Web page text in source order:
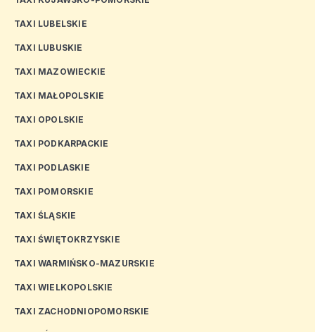
TAXI LUBELSKIE
TAXI LUBUSKIE
TAXI MAZOWIECKIE
TAXI MAŁOPOLSKIE
TAXI OPOLSKIE
TAXI PODKARPACKIE
TAXI PODLASKIE
TAXI POMORSKIE
TAXI ŚLĄSKIE
TAXI ŚWIĘTOKRZYSKIE
TAXI WARMIŃSKO-MAZURSKIE
TAXI WIELKOPOLSKIE
TAXI ZACHODNIOPOMORSKIE